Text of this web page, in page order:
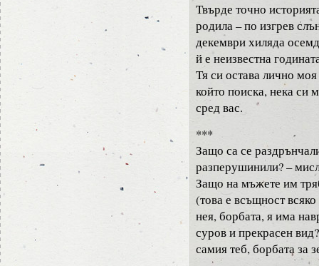
Твърде точно
родила – по изгрев
декември хиляда
й е неизвестна
Тя си остава лично
който поиска, нека си
сред вас.
***
Защо са се
разперушинили? –
Защо на мъжете им
(това е всъщност
нея, борбата, я има
суров и прекрасен
самия теб, борбата за